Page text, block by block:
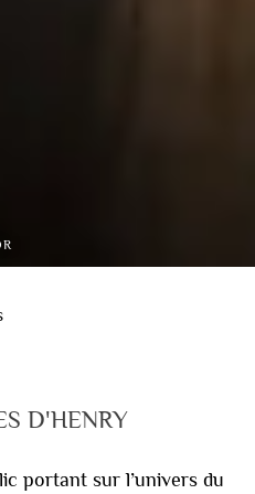
D'HENRY
portant sur l’univers du